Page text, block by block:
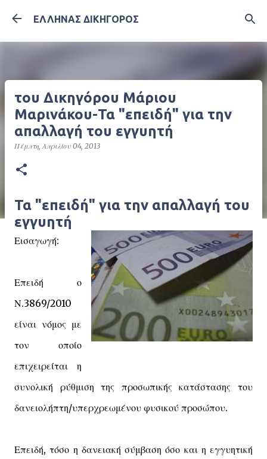
Μετάβαση στο κύριο περιεχόμενο
ΕΛΛΗΝΑΣ ΔΙΚΗΓΟΡΟΣ
του Δικηγόρου Μάριου
Μαρινάκου-Τα "επειδή" για την
απαλλαγή του εγγυητή
Πέμπτη, Απριλίου 04, 2013
Τα "επειδή" για την απαλλαγή του
εγγυητή
Εισαγωγή:
Επειδή ο
Ν.3869/2010
είναι νόμος με
τον οποίο
επιχειρείται η
συνολική ρύθμιση της προσωπικής κατάστασης του
δανειολήπτη/υπερχρεωμένου φυσικού προσώπου.
Επειδή, τόσο η δανειακή σύμβαση όσο και η εγγυητική